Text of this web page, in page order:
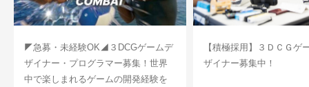
◤急募・未経験OK◢３DCGゲームデ
ザイナー・プログラマー募集！世界
中で楽しまれるゲームの開発経験を
【積極採用】３ＤＣＧゲ
ザイナー募集中！